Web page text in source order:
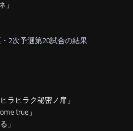
」
2次予選第20試合の結果
ラヒラク秘密ノ扉」
true」
」